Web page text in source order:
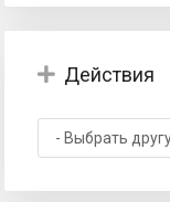
Действия